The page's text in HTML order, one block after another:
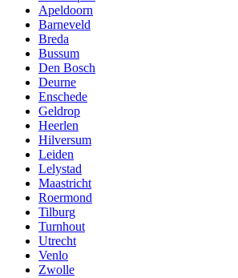
Apeldoorn
Barneveld
Breda
Bussum
Den Bosch
Deurne
Enschede
Geldrop
Heerlen
Hilversum
Leiden
Lelystad
Maastricht
Roermond
Tilburg
Turnhout
Utrecht
Venlo
Zwolle